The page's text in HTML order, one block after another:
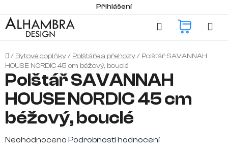
na
obsah
Přihlášení
Hledat
Domů
/ Bytové doplňky/ Polštáře a přehozy/ Polštář SAVANNAH
HOUSE NORDIC 45 cm béžový, bouclé
Polštář SAVANNAH
HOUSE NORDIC 45 cm
béžový, bouclé
Průměrné
Neohodnoceno Podrobnosti hodnocení